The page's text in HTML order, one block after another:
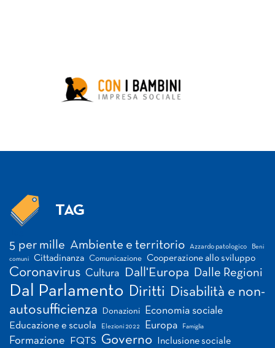
TAG
5 per mille Ambiente e territorio Azzardo patologico Beni
comuni Cittadinanza Comunicazione Cooperazione allo sviluppo
Coronavirus Cultura Dall'Europa Dalle Regioni
Dal Parlamento Diritti Disabilità e non-
autosufficienza
Donazioni Economia sociale
Educazione e scuola Elezioni 2022 Europa Famiglia
Formazione FQTS Governo Inclusione sociale